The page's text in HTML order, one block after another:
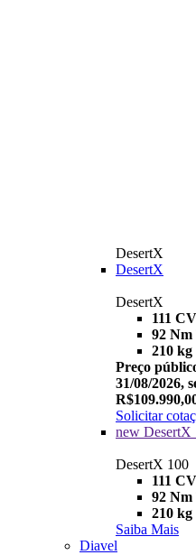
DesertX
DesertX
DesertX
111 CV
92 Nm
210 kg
Preço
31/08/2026,
Solicitar
new DesertX
DesertX 100
111 CV
92 Nm
210 kg
Saiba Mais
Diavel